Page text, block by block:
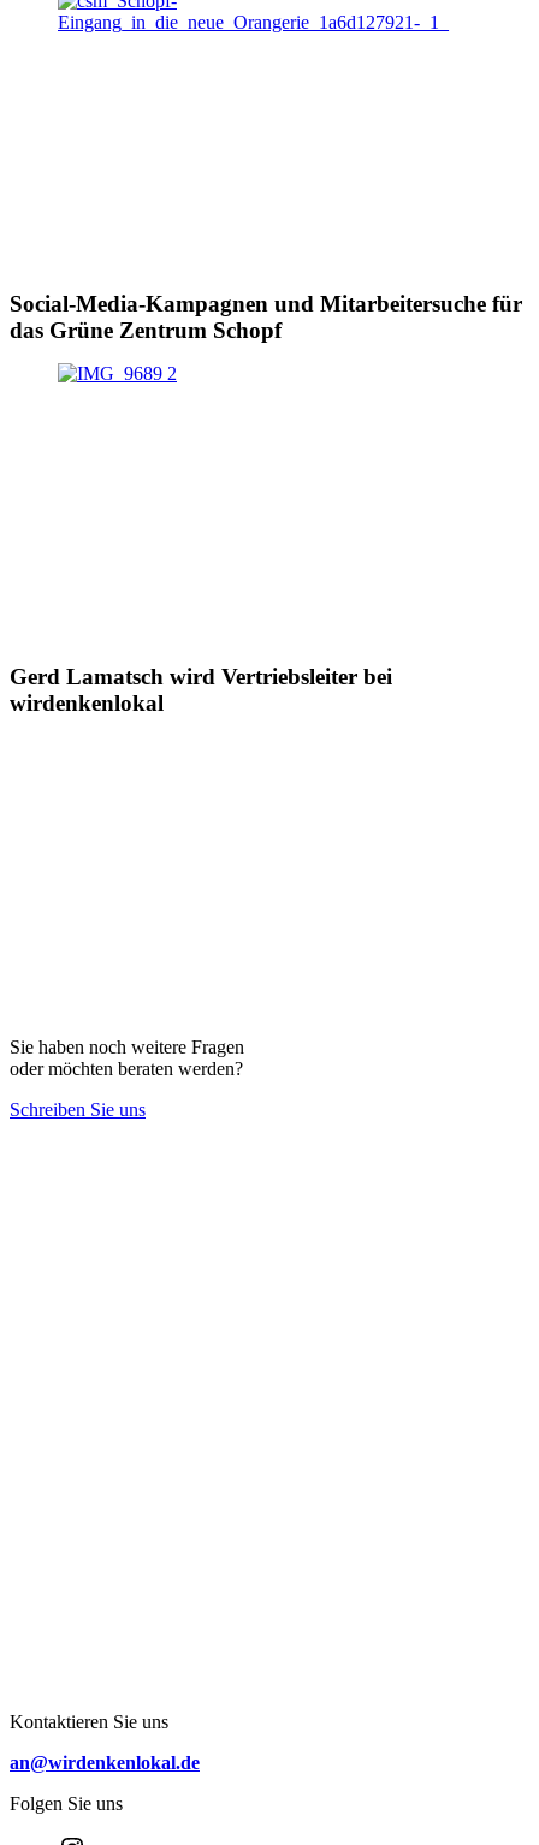
Social-Media-Kampagnen und Mitarbeitersuche für
das Grüne Zentrum Schopf
Gerd Lamatsch wird Vertriebsleiter bei
wirdenkenlokal
Sie haben noch weitere Fragen
oder möchten beraten werden?
Schreiben Sie uns
Kontaktieren Sie uns
an@wirdenkenlokal.de
Folgen Sie uns